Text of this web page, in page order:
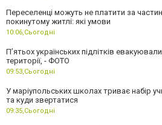
Переселенці можуть не платити за
покинутому житлі: які умови
10:06,Сьогодні
П’ятьох українських підлітків
території, - ФОТО
09:53,Сьогодні
У маріупольських школах триває набір
та куди звертатися
09:35,Сьогодні